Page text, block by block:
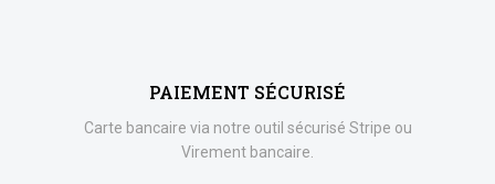
PAIEMENT SÉCURISÉ
Carte bancaire via notre outil sécurisé Stripe ou
Virement bancaire.